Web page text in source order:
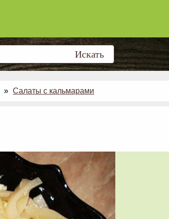
» Салаты с кальмарами